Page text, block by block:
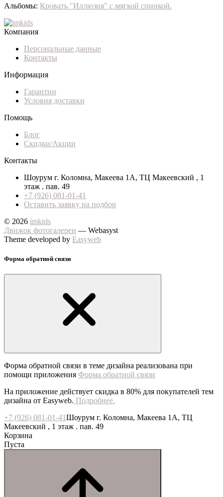
Альбомы: Кровать "Иллюзия" с мягкой спинкой.
Компания
Персональные данные
Контакты
Информация
Гарантии
Условия доставки
Помощь
Блог
Скидки/Акции
Контакты
Шоурум г. Коломна, Макеева 1А, ТЦ Макеевский , 1
этаж . пав. 49
+7 (926) 081-01-41
Оставить заявку на подбор
© 2026 imkids
Движок фотогалереи — Webasyst
Theme developed by Easyweb
Форма обратной связи
Форма обратной связи в теме дизайна реализована при
помощи приложения Форма обратной связи
На приложение действует скидка в 80% для покупателей тем
дизайна от Easyweb. Подробнее.
+7 (926) 081-01-41Шоурум г. Коломна, Макеева 1А, ТЦ
Макеевский , 1 этаж . пав. 49
Корзина
Пуста